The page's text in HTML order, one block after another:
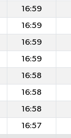
16:59
16:59
16:59
16:59
16:58
16:58
16:58
16:57